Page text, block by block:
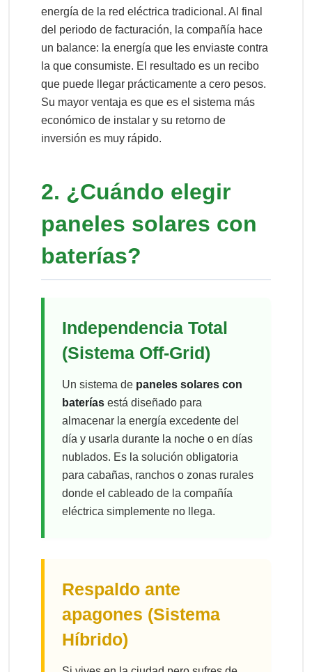
energía de la red eléctrica tradicional. Al final
del periodo de facturación, la compañía hace
un balance: la energía que les enviaste contra
la que consumiste. El resultado es un recibo
que puede llegar prácticamente a cero pesos.
Su mayor ventaja es que es el sistema más
económico de instalar y su retorno de
inversión es muy rápido.
2. ¿Cuándo elegir
paneles solares con
baterías?
Independencia Total
(Sistema Off-Grid)
Un sistema de paneles solares con
baterías está diseñado para
almacenar la energía excedente del
día y usarla durante la noche o en días
nublados. Es la solución obligatoria
para cabañas, ranchos o zonas rurales
donde el cableado de la compañía
eléctrica simplemente no llega.
Respaldo ante
apagones (Sistema
Híbrido)